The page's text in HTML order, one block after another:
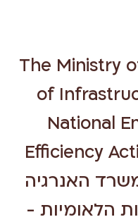
The Ministry
of
National
Efficiency
| משרד האנרגיה
הלאומיות -